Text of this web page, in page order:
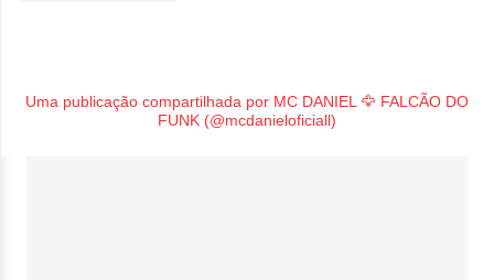
Uma publicação compartilhada por MC DANIEL 🦅 FALCÃO DO
FUNK (@mcdanieloficiall)